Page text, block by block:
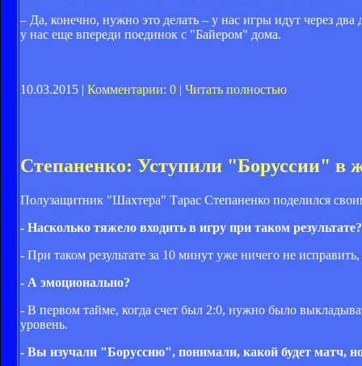
– Да, конечно, нужно это делать – у нас игры идут через
у нас еще впереди поединок с "Байером" дома.
10.03.2015 | Комментарии: 0 | Читать полностью
Степаненко: Уступили "Боруссии" в
Полузащитник "Шахтера" Тарас Степаненко поделился
- Насколько тяжело входить в игру при таком результате?
- При таком результате за 10 минут уже ничего не
- А эмоционально?
- В первом тайме, когда счет был 2:0, нужно было
уровень.
- Вы изучали "Боруссию", понимали, какой будет матч, но